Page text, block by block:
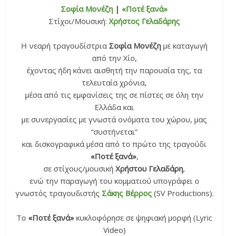
Σοφία Μονέζη | «Ποτέ ξανά»
Στίχοι/Μουσική:Χρήστος Γελαδάρης
Η νεαρή τραγουδίστρια Σοφία Μονέζη με καταγωγή
από την Χίο,
έχοντας ήδη κάνει αισθητή την παρουσία της, τα
τελευταία χρόνια,
μέσα από τις εμφανίσεις της σε πίστες σε όλη την
Ελλάδα και
με συνεργασίες με γνωστά ονόματα του χώρου, μας
“συστήνεται”
και δισκογραφικά μέσα από το πρώτο της τραγούδι
«Ποτέ ξανά»,
σε στίχους/μουσικήΧρήστου Γελαδάρη,
ενώ την παραγωγή του κομματιού υπογράφει ο
γνωστός τραγουδιστής Σάκης Βέρρος(SV Productions).
Το «Ποτέ ξανά» κυκλοφόρησε σε ψηφιακή μορφή (Lyric
Video)